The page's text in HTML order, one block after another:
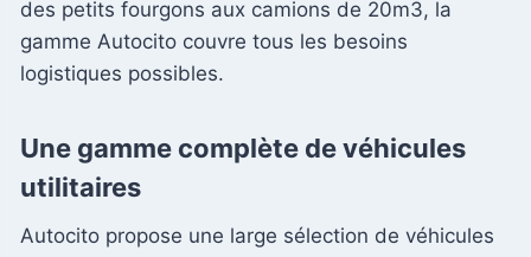
des petits fourgons aux camions de 20m3, la
gamme Autocito couvre tous les besoins
logistiques possibles.
Une gamme complète de véhicules
utilitaires
Autocito propose une large sélection de véhicules